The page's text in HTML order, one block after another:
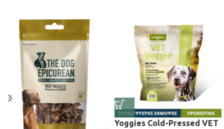
Yoggies Cold-Pressed VET